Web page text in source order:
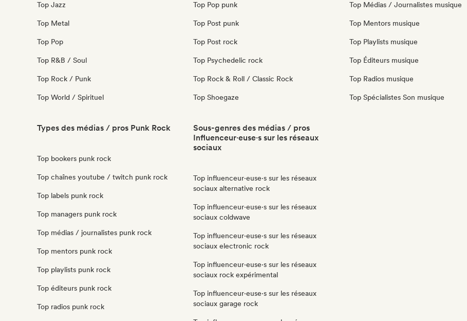
Top Jazz
Top Metal
Top Pop
Top R&B / Soul
Top Rock / Punk
Top World / Spirituel
Top Pop punk
Top Post punk
Top Post rock
Top Psychedelic rock
Top Rock & Roll / Classic Rock
Top Shoegaze
Top Médias / Journalistes musique
Top Mentors musique
Top Playlists musique
Top Éditeurs musique
Top Radios musique
Top Spécialistes Son musique
Types des médias / pros Punk Rock
Top bookers punk rock
Top chaînes youtube / twitch punk rock
Top labels punk rock
Top managers punk rock
Top médias / journalistes punk rock
Top mentors punk rock
Top playlists punk rock
Top éditeurs punk rock
Top radios punk rock
Sous-genres des médias / pros
Influenceur·euse·s sur les réseaux
sociaux
Top influenceur·euse·s sur les réseaux
sociaux alternative rock
Top influenceur·euse·s sur les réseaux
sociaux coldwave
Top influenceur·euse·s sur les réseaux
sociaux electronic rock
Top influenceur·euse·s sur les réseaux
sociaux rock expérimental
Top influenceur·euse·s sur les réseaux
sociaux garage rock